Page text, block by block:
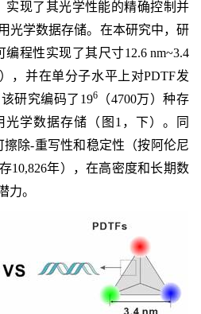
实现了其光学性能的精确控制并
光学数据存储。在本研究中，研
程性实现了其尺寸12.6 nm~3.4
，并在单分子水平上对PDTF发
研究编码了196（4700万）种存
学数据存储（图1，下）。同
擦除-重写性和稳定性（按阿伦尼
10,826年），在高密度和长期数
力。